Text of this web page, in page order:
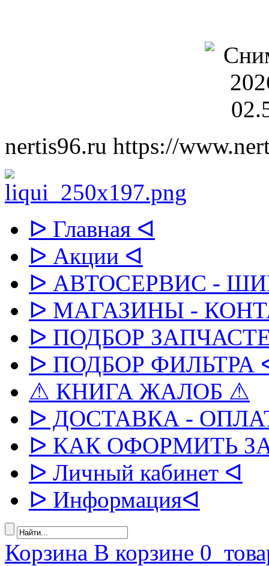
nertis96.ru https://
ᐅ Главная ᐊ
ᐅ Акции ᐊ
ᐅ АВТОСЕРВИС -
ᐅ МАГАЗИНЫ -
ᐅ ПОДБОР
ᐅ ПОДБОР ФИЛЬТРА
⚠ КНИГА ЖАЛОБ ⚠
ᐅ ДОСТАВКА -
ᐅ КАК ОФОРМИТЬ
ᐅ Личный кабинет ᐊ
ᐅ Информацияᐊ
Корзина В корзине 0